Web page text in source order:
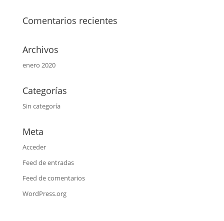
Comentarios recientes
Archivos
enero 2020
Categorías
Sin categoría
Meta
Acceder
Feed de entradas
Feed de comentarios
WordPress.org